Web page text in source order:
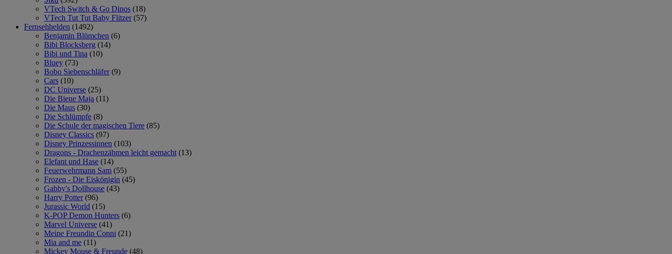
VTech Switch & Go Dinos (18)
VTech Tut Tut Baby Flitzer (57)
Fernsehhelden (1492)
Benjamin Blümchen (6)
Bibi Blocksberg (14)
Bibi und Tina (10)
Bluey (73)
Bobo Siebenschläfer (9)
Cars (10)
DC Universe (25)
Die Biene Maja (11)
Die Maus (30)
Die Schlümpfe (8)
Die Schule der magischen Tiere (85)
Disney Classics (97)
Disney Prinzessinnen (103)
Dragons - Drachenzähmen leicht gemacht (13)
Elefant und Hase (14)
Feuerwehrmann Sam (55)
Frozen - Die Eiskönigin (45)
Gabby's Dollhouse (43)
Harry Potter (96)
Jurassic World (15)
K-POP Demon Hunters (6)
Marvel Universe (41)
Meine Freundin Conni (21)
Mia and me (11)
Mickey Mouse & Freunde (48)